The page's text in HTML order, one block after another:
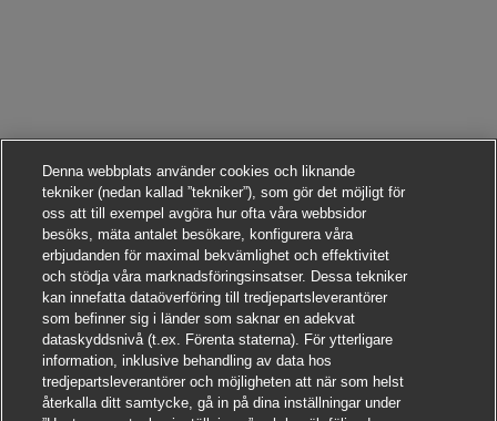
Denna webbplats använder cookies och liknande
tekniker (nedan kallad ”tekniker”), som gör det möjligt för
oss att till exempel avgöra hur ofta våra webbsidor
besöks, mäta antalet besökare, konfigurera våra
erbjudanden för maximal bekvämlighet och effektivitet
och stödja våra marknadsföringsinsatser. Dessa tekniker
kan innefatta dataöverföring till tredjepartsleverantörer
som befinner sig i länder som saknar en adekvat
dataskyddsnivå (t.ex. Förenta staterna). För ytterligare
information, inklusive behandling av data hos
tredjepartsleverantörer och möjligheten att när som helst
återkalla ditt samtycke, gå in på dina inställningar under